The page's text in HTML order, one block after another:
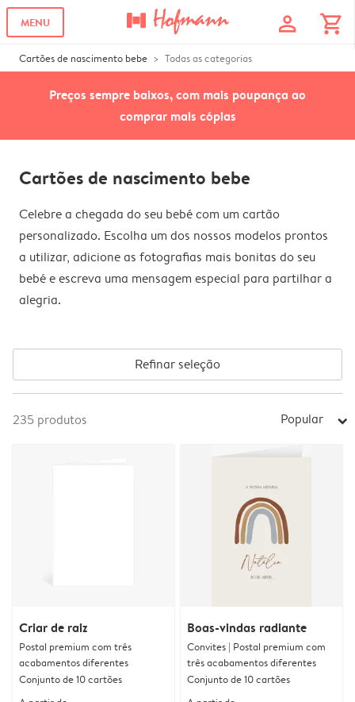
MENU profile shopping_cart
Cartões de nascimento bebe Todas as categorias
Preços sempre baixos, com mais poupança ao
comprar mais cópias
Cartões de nascimento bebe
Celebre a chegada do seu bebé com um cartão
personalizado. Escolha um dos nossos modelos prontos
a utilizar, adicione as fotografias mais bonitas do seu
bebé e escreva uma mensagem especial para partilhar a
alegria.
Refinar seleção
235 produtos Popular arrow_right
Criar de raiz
Postal premium com três
acabamentos diferentes
Conjunto de 10 cartões
Boas-vindas radiante
Convites | Postal premium com
três acabamentos diferentes
Conjunto de 10 cartões